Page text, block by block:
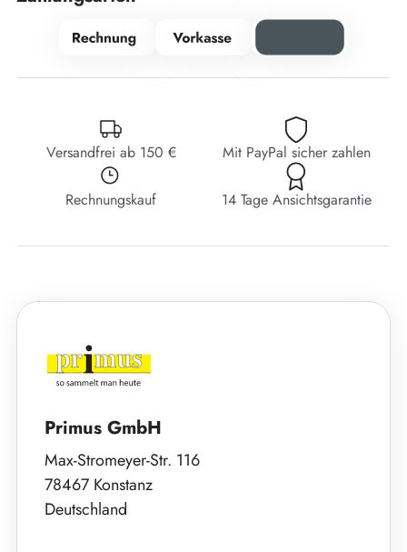
Versandfrei ab 150 € Mit PayPal sicher zahlen
Rechnungskauf 14 Tage Ansichtsgarantie
Primus GmbH
Max-Stromeyer-Str. 116
78467 Konstanz
Deutschland